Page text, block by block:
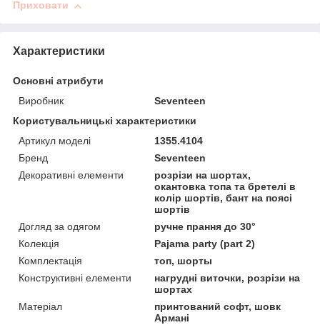
Приховати
Характеристики
Основні атрибути
Виробник
Seventeen
Користувальницькі характеристики
Артикул моделі
1355.4104
Бренд
Seventeen
Декоративні елементи
розрізи на шортах,
окантовка топа та бретелі в
колір шортів, бант на поясі
шортів
Догляд за одягом
ручне прання до 30°
Колекція
Pajama party (part 2)
Комплектація
топ, шорты
Конструктивні елементи
нагрудні виточки, розрізи на
шортах
Матеріал
принтований софт, шовк
Армані